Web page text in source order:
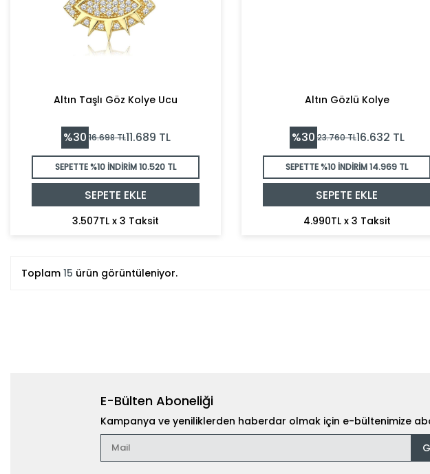
Altın Taşlı Göz Kolye Ucu
%30 16.698TL11.689 TL
SEPETTE %10 İNDİRİM10.520 TL
SEPETE EKLE
3.507TL x 3 Taksit
Altın Gözlü Kolye
%30 23.760TL16.632 TL
SEPETTE %10 İNDİRİM14.969 TL
SEPETE EKLE
4.990TL x 3 Taksit
Toplam 15 ürün görüntüleniyor.
E-Bülten Aboneliği
Kampanya ve yeniliklerden haberdar olmak için e-bültenimize